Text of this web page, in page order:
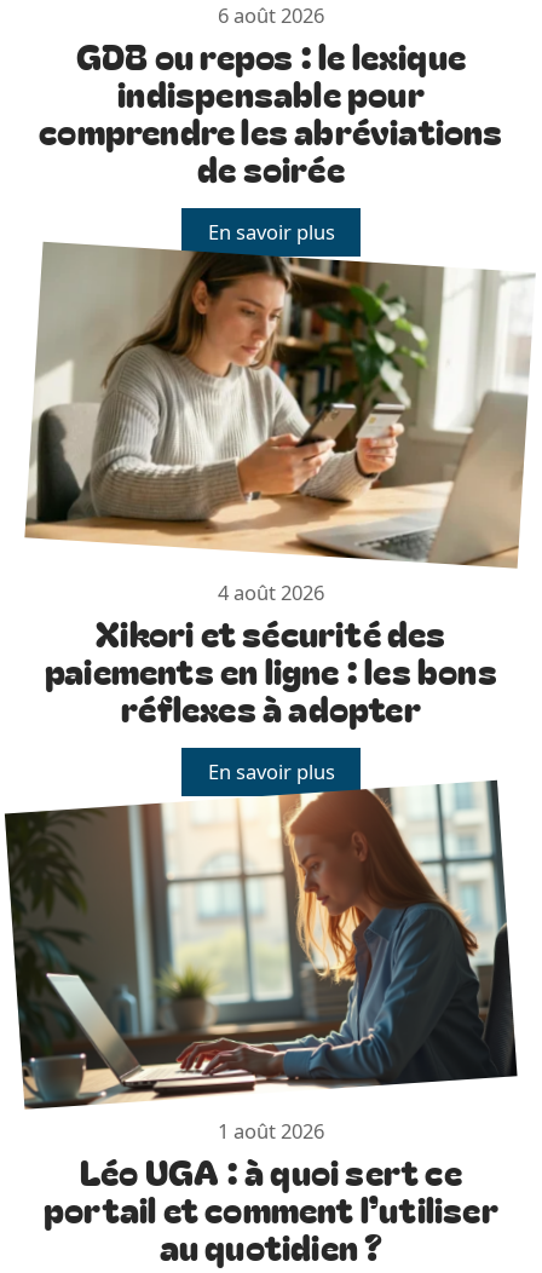
6 août 2026
GDB ou repos : le lexique
indispensable pour
comprendre les abréviations
de soirée
En savoir plus
4 août 2026
Xikori et sécurité des
paiements en ligne : les bons
réflexes à adopter
En savoir plus
1 août 2026
Léo UGA : à quoi sert ce
portail et comment l’utiliser
au quotidien ?